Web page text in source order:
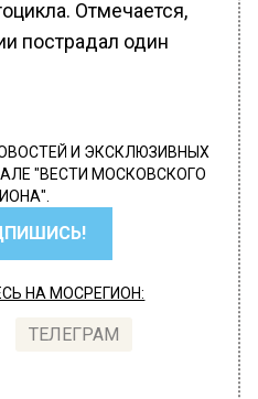
Отмечается,
пострадал один
И ЭКСКЛЮЗИВНЫХ
"ВЕСТИ МОСКОВСКОГО
НА МОСРЕГИОН:
ТЕЛЕГРАМ